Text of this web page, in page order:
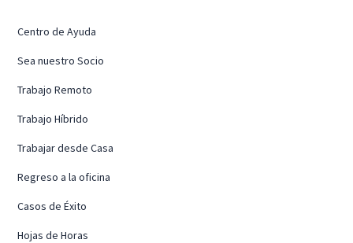
Centro de Ayuda
Sea nuestro Socio
Trabajo Remoto
Trabajo Híbrido
Trabajar desde Casa
Regreso a la oficina
Casos de Éxito
Hojas de Horas